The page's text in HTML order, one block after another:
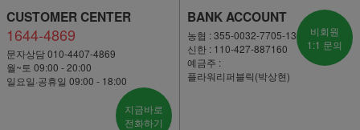
CUSTOMER CENTER
1644-4869
문자상담 010-4407-4869
월~토 09:00 - 20:00
일요일·공휴일 09:00 - 18:00
지금바로
전화하기
BANK ACCOUNT
농협 : 355-0032-7705-13
신한 : 110-427-887160
예금주 :
플라워리퍼블릭(박상현)
비회원
1:1 문의